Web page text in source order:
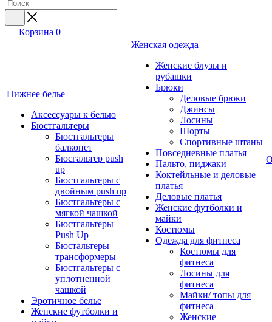
Корзина 0
Нижнее белье
Аксессуары к белью
Бюстгальтеры
Бюстгальтеры
балконет
Бюсгальтер push
up
Бюстгальтеры с
двойным push up
Бюстгальтеры с
мягкой чашкой
Бюстгальтеры
Push Up
Бюстальтеры
трансформеры
Бюстгальтеры с
уплотненной
чашкой
Эротичное белье
Женские футболки и
Женская одежда
Женские блузы и
рубашки
Брюки
Деловые брюки
Джинсы
Лосины
Шорты
Спортивные штаны
Повседневные платья
Пальто, пиджаки
Коктейльные и деловые
платья
Деловые платья
Женские футболки и
майки
Костюмы
Одежда для фитнеса
Костюмы для
фитнеса
Лосины для
фитнеса
Майки/ топы для
фитнеса
Женские